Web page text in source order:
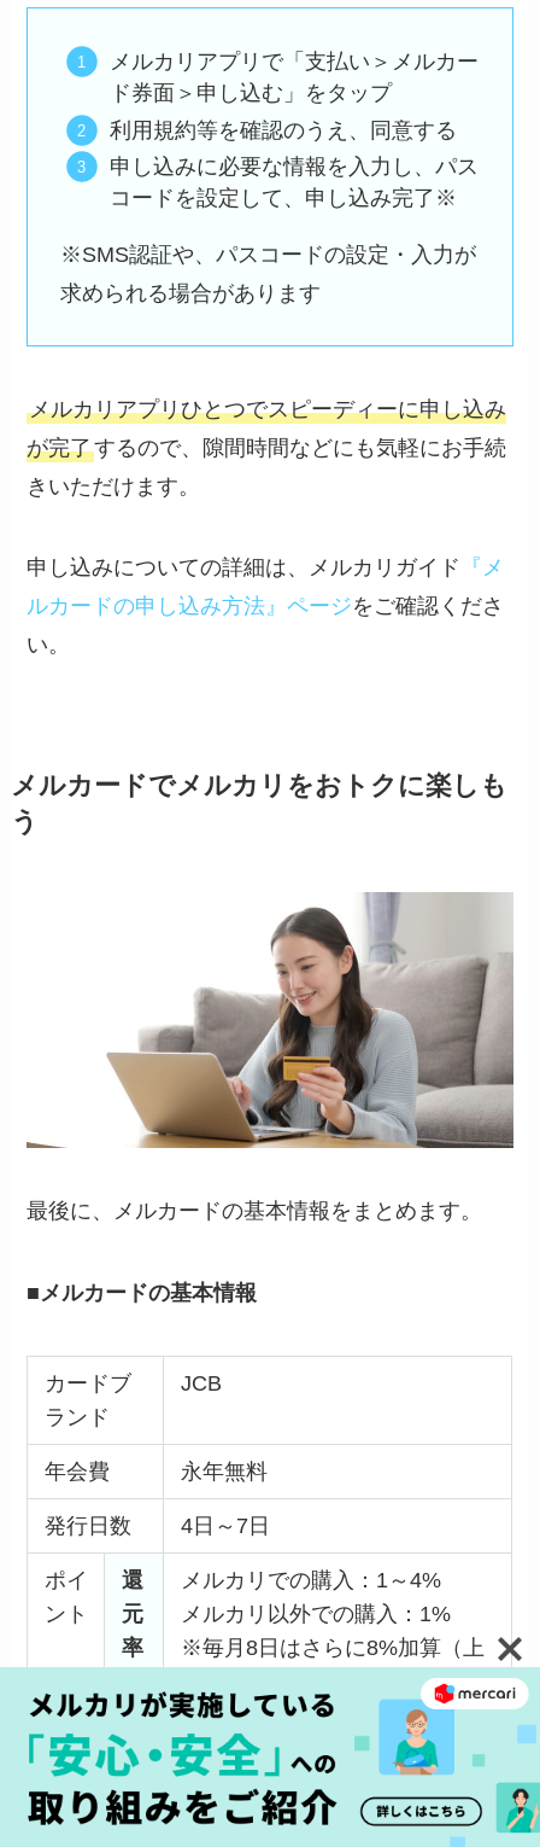
メルカリアプリで「支払い＞メルカー
ド券面＞申し込む」をタップ
利用規約等を確認のうえ、同意する
申し込みに必要な情報を入力し、パス
コードを設定して、申し込み完了※
※SMS認証や、パスコードの設定・入力が
求められる場合があります
メルカリアプリひとつでスピーディーに申し込み
が完了するので、隙間時間などにも気軽にお手続
きいただけます。
申し込みについての詳細は、メルカリガイド
『メ
ルカードの申し込み方法』ページをご確認くださ
い。
メルカードでメルカリをおトクに楽しも
う
最後に、メルカードの基本情報をまとめます。
■メルカードの基本情報
カードブ
ランド
JCB
年会費 永年無料
発行日数 4日～7日
ポイ
ント
還
元
率
メルカリでの購入：1～4%
メルカリ以外での購入：1%
※毎月8日はさらに8%加算（上
還
元
対
メルカード・メルペイのあと払
い利用金額の元金
※各種手数料、遅延損害金等元
金以外の金額は含みません。